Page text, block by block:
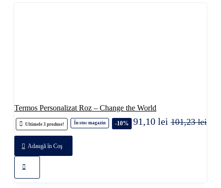
Termos Personalizat Roz – Change the World
Ultimele 3 produse! În stoc magazin -10% 91,10 lei 101,23 lei
Adaugă în Coş